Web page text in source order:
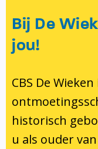
Onze visie
identiteit
Bibliotheek
MR & GMR
Aanmelden
Verlof
Bibliotheek
Te weinig
Contact
Bij De
jou!
CBS De
historisch
u als ouder